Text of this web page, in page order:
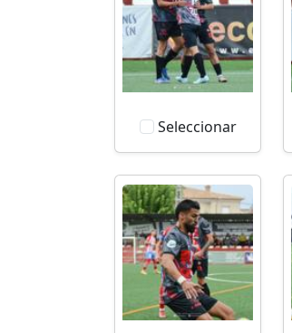
Seleccionar